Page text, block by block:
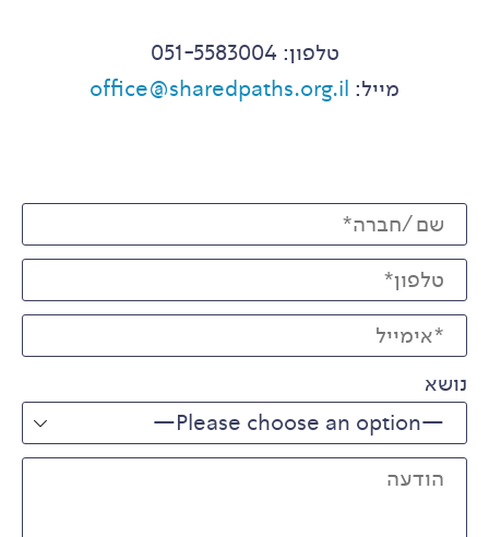
טלפון: 051-5583004
מייל: office@sharedpaths.org.il
שם (חובה)
טלפון (חובה)
האימייל שלך (חובה)
נושא
הודעה